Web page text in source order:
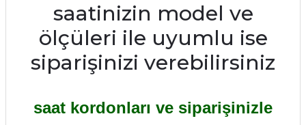
saatinizin model ve
ölçüleri ile uyumlu ise
siparişinizi verebilirsiniz
saat kordonları ve siparişinizle